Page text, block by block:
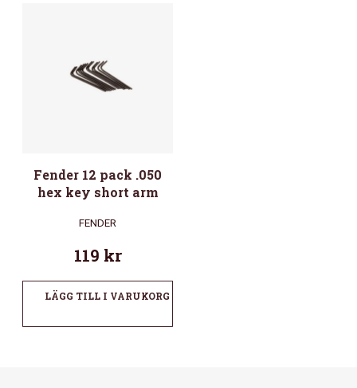
Fender 12 pack .050
hex key short arm
FENDER
119 kr
LÄGG TILL I VARUKORG